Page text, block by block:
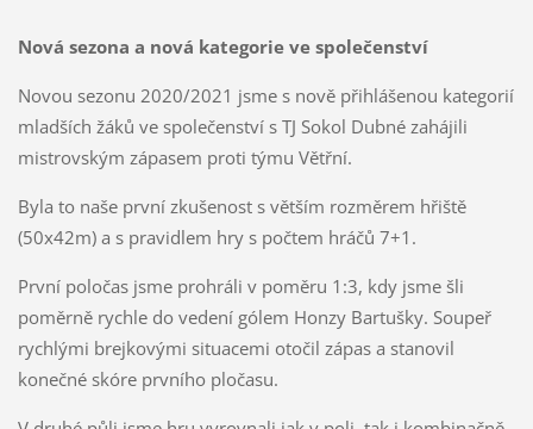
Nová sezona a nová kategorie ve společenství
Novou sezonu 2020/2021 jsme s nově přihlášenou kategorií
mladších žáků ve společenství s TJ Sokol Dubné zahájili
mistrovským zápasem proti týmu Větřní.
Byla to naše první zkušenost s větším rozměrem hřiště
(50x42m) a s pravidlem hry s počtem hráčů 7+1.
První poločas jsme prohráli v poměru 1:3, kdy jsme šli
poměrně rychle do vedení gólem Honzy Bartušky. Soupeř
rychlými brejkovými situacemi otočil zápas a stanovil
konečné skóre prvního pločasu.